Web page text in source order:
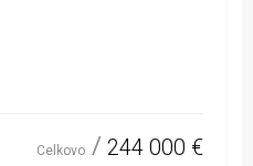
Celkovo 244 000 €